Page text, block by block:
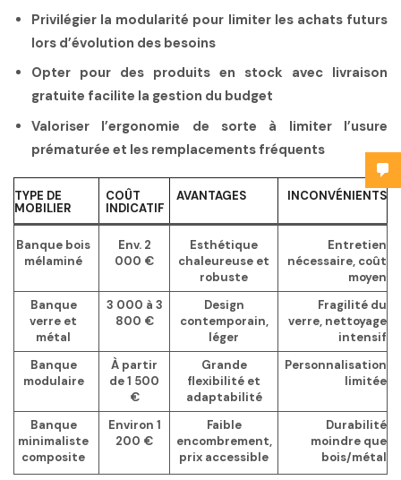
Privilégier la modularité pour limiter les achats futurs
lors d’évolution des besoins
Opter pour des produits en stock avec livraison
gratuite facilite la gestion du budget
Valoriser l’ergonomie de sorte à limiter l’usure
prématurée et les remplacements fréquents
TYPE DE
MOBILIER
COÛT
INDICATIF
AVANTAGES INCONVÉNIENTS
Banque bois
mélaminé
Env. 2
000 €
Esthétique
chaleureuse et
robuste
Entretien
nécessaire, coût
moyen
Banque
verre et
métal
3 000 à 3
800 €
Design
contemporain,
léger
Fragilité du
verre, nettoyage
intensif
Banque
modulaire
À partir
de 1 500
€
Grande
flexibilité et
adaptabilité
Personnalisation
limitée
Banque
minimaliste
composite
Environ 1
200 €
Faible
encombrement,
prix accessible
Durabilité
moindre que
bois/métal